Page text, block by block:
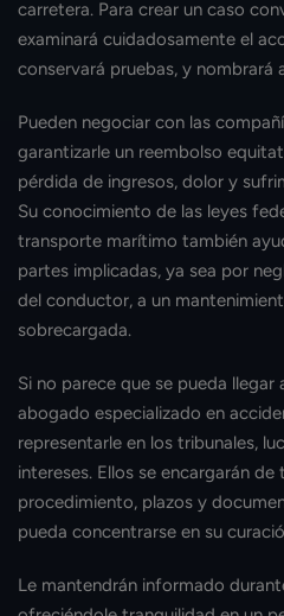
carretera. Para crear un caso
examinará cuidadosamente el
conservará pruebas, y nombrará
Pueden negociar con las
garantizarle un reembolso
pérdida de ingresos, dolor y
Su conocimiento de las leyes
transporte marítimo también
partes implicadas, ya sea por
del conductor, a un
sobrecargada.
Si no parece que se pueda llegar
abogado especializado en
representarle en los tribunales,
intereses. Ellos se encargarán
procedimiento, plazos y
pueda concentrarse en su
Le mantendrán informado